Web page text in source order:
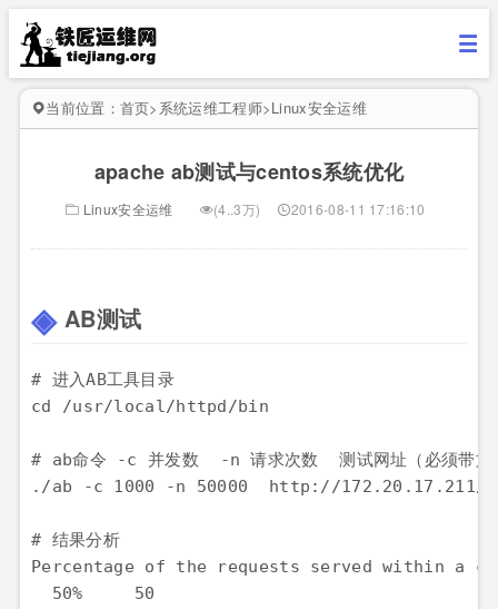
当前位置： 首页> 系统运维工程师>Linux安全运维
apache ab测试与centos系统优化
Linux安全运维 (4..3万) 2016-08-11 17:16:10
AB测试
# 进入AB工具目录
cd /usr/local/httpd/bin
# ab命令 -c 并发数  -n 请求次数  测试网址（必须带文
./ab -c 1000 -n 50000  http://172.20.17.211/
# 结果分析
Percentage of the requests served within a
  50%     50